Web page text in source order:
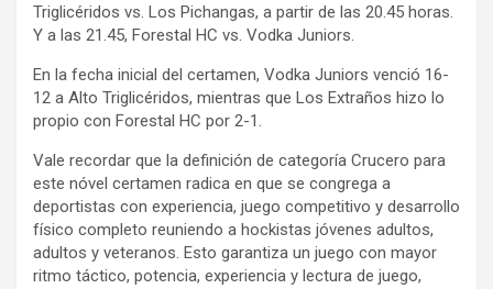
Triglicéridos vs. Los Pichangas, a partir de las 20.45 horas.
Y a las 21.45, Forestal HC vs. Vodka Juniors.
En la fecha inicial del certamen, Vodka Juniors venció 16-
12 a Alto Triglicéridos, mientras que Los Extraños hizo lo
propio con Forestal HC por 2-1.
Vale recordar que la definición de categoría Crucero para
este nóvel certamen radica en que se congrega a
deportistas con experiencia, juego competitivo y desarrollo
físico completo reuniendo a hockistas jóvenes adultos,
adultos y veteranos. Esto garantiza un juego con mayor
ritmo táctico, potencia, experiencia y lectura de juego,